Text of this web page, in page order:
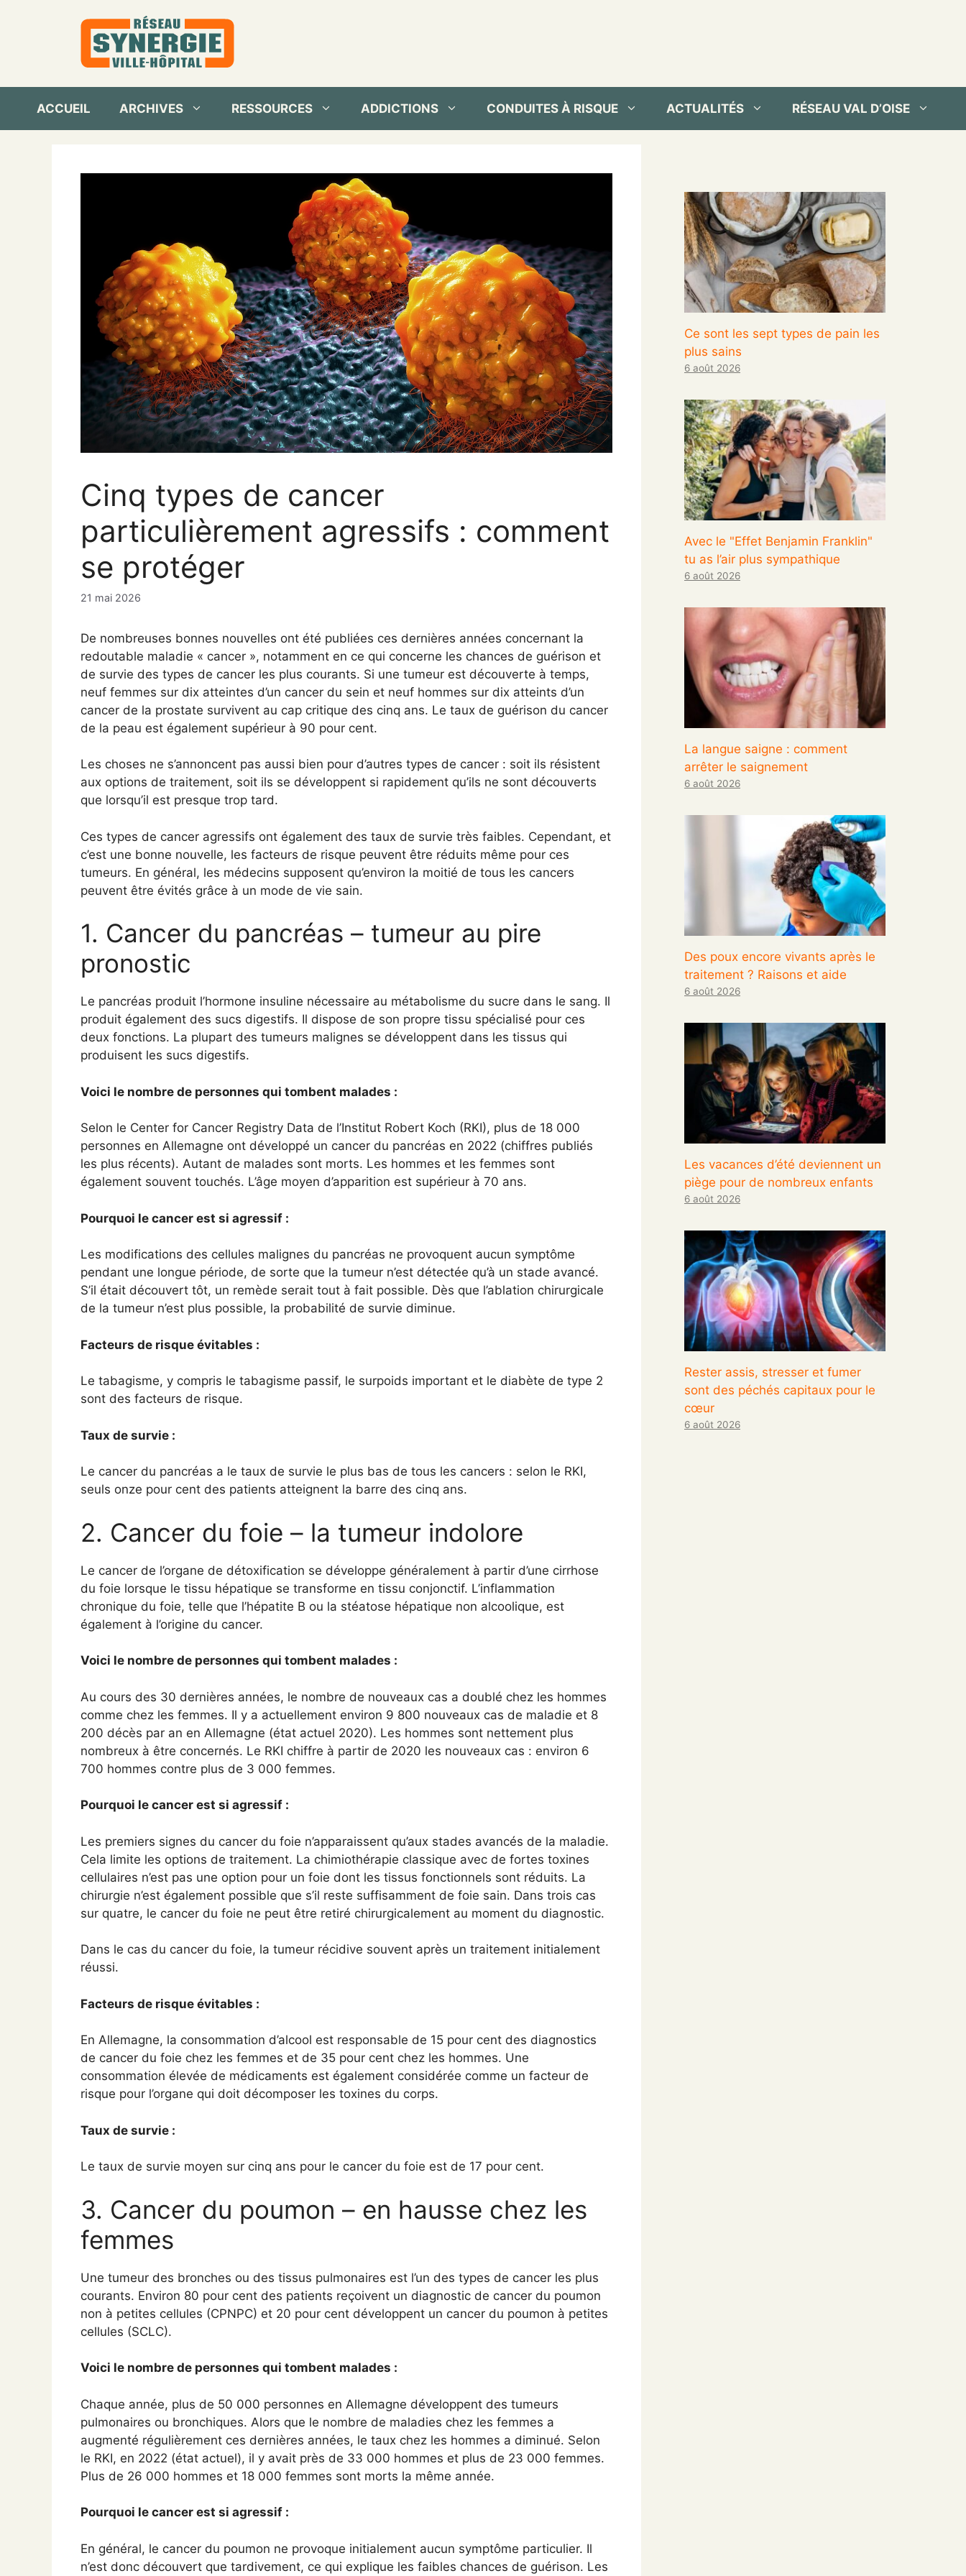
ACCUEIL ARCHIVES RESSOURCES ADDICTIONS CONDUITES À RISQUE ACTUALITÉS RÉSEAU VAL D’OISE
Cinq types de cancer
particulièrement agressifs : comment
se protéger
21 mai 2026
De nombreuses bonnes nouvelles ont été publiées ces dernières années concernant la
redoutable maladie « cancer », notamment en ce qui concerne les chances de guérison et
de survie des types de cancer les plus courants. Si une tumeur est découverte à temps,
neuf femmes sur dix atteintes d’un cancer du sein et neuf hommes sur dix atteints d’un
cancer de la prostate survivent au cap critique des cinq ans. Le taux de guérison du cancer
de la peau est également supérieur à 90 pour cent.
Les choses ne s’annoncent pas aussi bien pour d’autres types de cancer : soit ils résistent
aux options de traitement, soit ils se développent si rapidement qu’ils ne sont découverts
que lorsqu’il est presque trop tard.
Ces types de cancer agressifs ont également des taux de survie très faibles. Cependant, et
c’est une bonne nouvelle, les facteurs de risque peuvent être réduits même pour ces
tumeurs. En général, les médecins supposent qu’environ la moitié de tous les cancers
peuvent être évités grâce à un mode de vie sain.
1. Cancer du pancréas – tumeur au pire
pronostic
Le pancréas produit l’hormone insuline nécessaire au métabolisme du sucre dans le sang. Il
produit également des sucs digestifs. Il dispose de son propre tissu spécialisé pour ces
deux fonctions. La plupart des tumeurs malignes se développent dans les tissus qui
produisent les sucs digestifs.
Voici le nombre de personnes qui tombent malades :
Selon le Center for Cancer Registry Data de l’Institut Robert Koch (RKI), plus de 18 000
personnes en Allemagne ont développé un cancer du pancréas en 2022 (chiffres publiés
les plus récents). Autant de malades sont morts. Les hommes et les femmes sont
également souvent touchés. L’âge moyen d’apparition est supérieur à 70 ans.
Pourquoi le cancer est si agressif :
Les modifications des cellules malignes du pancréas ne provoquent aucun symptôme
pendant une longue période, de sorte que la tumeur n’est détectée qu’à un stade avancé.
S’il était découvert tôt, un remède serait tout à fait possible. Dès que l’ablation chirurgicale
de la tumeur n’est plus possible, la probabilité de survie diminue.
Facteurs de risque évitables :
Le tabagisme, y compris le tabagisme passif, le surpoids important et le diabète de type 2
sont des facteurs de risque.
Taux de survie :
Le cancer du pancréas a le taux de survie le plus bas de tous les cancers : selon le RKI,
seuls onze pour cent des patients atteignent la barre des cinq ans.
2. Cancer du foie – la tumeur indolore
Le cancer de l’organe de détoxification se développe généralement à partir d’une cirrhose
du foie lorsque le tissu hépatique se transforme en tissu conjonctif. L’inflammation
chronique du foie, telle que l’hépatite B ou la stéatose hépatique non alcoolique, est
également à l’origine du cancer.
Voici le nombre de personnes qui tombent malades :
Au cours des 30 dernières années, le nombre de nouveaux cas a doublé chez les hommes
comme chez les femmes. Il y a actuellement environ 9 800 nouveaux cas de maladie et 8
200 décès par an en Allemagne (état actuel 2020). Les hommes sont nettement plus
nombreux à être concernés. Le RKI chiffre à partir de 2020 les nouveaux cas : environ 6
700 hommes contre plus de 3 000 femmes.
Pourquoi le cancer est si agressif :
Les premiers signes du cancer du foie n’apparaissent qu’aux stades avancés de la maladie.
Cela limite les options de traitement. La chimiothérapie classique avec de fortes toxines
cellulaires n’est pas une option pour un foie dont les tissus fonctionnels sont réduits. La
chirurgie n’est également possible que s’il reste suffisamment de foie sain. Dans trois cas
sur quatre, le cancer du foie ne peut être retiré chirurgicalement au moment du diagnostic.
Dans le cas du cancer du foie, la tumeur récidive souvent après un traitement initialement
réussi.
Facteurs de risque évitables :
En Allemagne, la consommation d’alcool est responsable de 15 pour cent des diagnostics
de cancer du foie chez les femmes et de 35 pour cent chez les hommes. Une
consommation élevée de médicaments est également considérée comme un facteur de
risque pour l’organe qui doit décomposer les toxines du corps.
Taux de survie :
Le taux de survie moyen sur cinq ans pour le cancer du foie est de 17 pour cent.
3. Cancer du poumon – en hausse chez les
femmes
Une tumeur des bronches ou des tissus pulmonaires est l’un des types de cancer les plus
courants. Environ 80 pour cent des patients reçoivent un diagnostic de cancer du poumon
non à petites cellules (CPNPC) et 20 pour cent développent un cancer du poumon à petites
cellules (SCLC).
Voici le nombre de personnes qui tombent malades :
Chaque année, plus de 50 000 personnes en Allemagne développent des tumeurs
pulmonaires ou bronchiques. Alors que le nombre de maladies chez les femmes a
augmenté régulièrement ces dernières années, le taux chez les hommes a diminué. Selon
le RKI, en 2022 (état actuel), il y avait près de 33 000 hommes et plus de 23 000 femmes.
Plus de 26 000 hommes et 18 000 femmes sont morts la même année.
Pourquoi le cancer est si agressif :
En général, le cancer du poumon ne provoque initialement aucun symptôme particulier. Il
n’est donc découvert que tardivement, ce qui explique les faibles chances de guérison. Les
Ce sont les sept types de pain les
plus sains
6 août 2026
Avec le "Effet Benjamin Franklin"
tu as l’air plus sympathique
6 août 2026
La langue saigne : comment
arrêter le saignement
6 août 2026
Des poux encore vivants après le
traitement ? Raisons et aide
6 août 2026
Les vacances d’été deviennent un
piège pour de nombreux enfants
6 août 2026
Rester assis, stresser et fumer
sont des péchés capitaux pour le
cœur
6 août 2026